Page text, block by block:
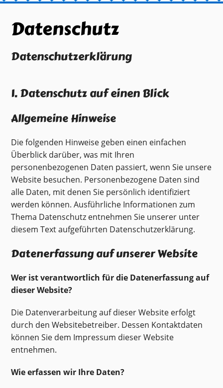
Datenschutz
Datenschutzerklärung
1. Datenschutz auf einen Blick
Allgemeine Hinweise
Die folgenden Hinweise geben einen einfachen
Überblick darüber, was mit Ihren
personenbezogenen Daten passiert, wenn Sie unsere
Website besuchen. Personenbezogene Daten sind
alle Daten, mit denen Sie persönlich identifiziert
werden können. Ausführliche Informationen zum
Thema Datenschutz entnehmen Sie unserer unter
diesem Text aufgeführten Datenschutzerklärung.
Datenerfassung auf unserer Website
Wer ist verantwortlich für die Datenerfassung auf
dieser Website?
Die Datenverarbeitung auf dieser Website erfolgt
durch den Websitebetreiber. Dessen Kontaktdaten
können Sie dem Impressum dieser Website
entnehmen.
Wie erfassen wir Ihre Daten?